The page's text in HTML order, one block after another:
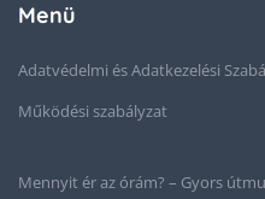
Menü
Adatvédelmi és Adatkezelési
Működési szabályzat
Mennyit ér az órám? – Gyors